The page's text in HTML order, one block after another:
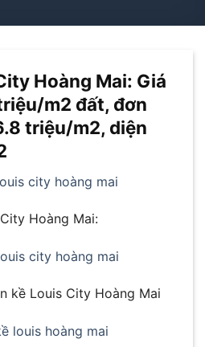
Hoàng Mai: Giá
m2 đất, đơn
triệu/m2, diện
Hoàng Mai:
kề Louis City Hoàng Mai